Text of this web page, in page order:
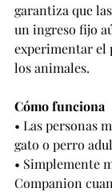
garantiza que
un ingreso fijo
experimentar el
los animales.
Cómo funciona
• Las personas
gato o perro
• Simplemente
Companion